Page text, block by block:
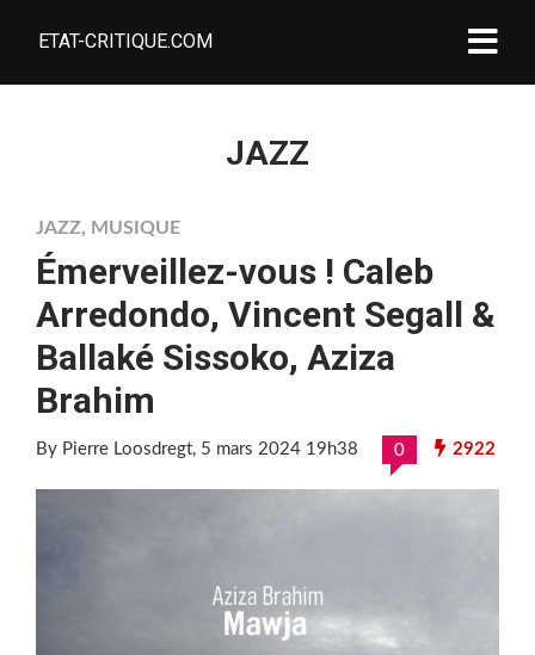
ETAT-CRITIQUE.COM
JAZZ
JAZZ, MUSIQUE
Émerveillez-vous ! Caleb
Arredondo, Vincent Segall &
Ballaké Sissoko, Aziza
Brahim
By Pierre Loosdregt, 5 mars 2024 19h38 0 2922